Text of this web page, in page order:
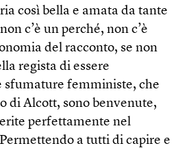
così bella e amata da tante
c’è un perché, non c’è
del racconto, se non
regista di essere
sfumature femministe, che
di Alcott, sono benvenute,
perfettamente nel
a tutti di capire e